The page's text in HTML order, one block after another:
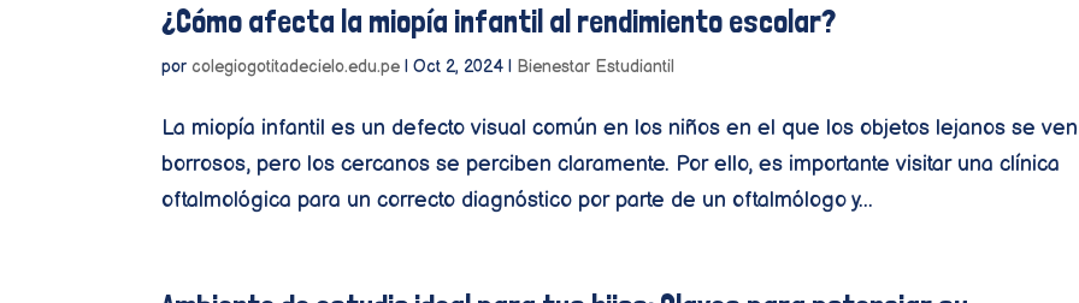
¿Cómo afecta la miopía infantil al rendimiento escolar?
por colegiogotitadecielo.edu.pe |Oct 2, 2024 | Bienestar Estudiantil
La miopía infantil es un defecto visual común en los niños en el que los objetos lejanos se ven
borrosos, pero los cercanos se perciben claramente. Por ello, es importante visitar una clínica
oftalmológica para un correcto diagnóstico por parte de un oftalmólogo y...